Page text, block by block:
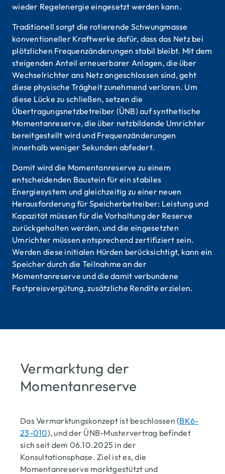
wieder Regelenergie eingesetzt werden kann.
Traditionell sorgt die rotierende Schwungmasse
konventioneller Kraftwerke dafür, dass das Netz bei
plötzlichen Frequenzänderungen stabil bleibt. Mit dem
steigenden Anteil erneuerbarer Anlagen, die über
Wechselrichter ans Netz angeschlossen sind, geht
diese physische Trägheit zunehmend verloren. Um
diese Lücke zu schließen, setzen die
Übertragungsnetzbetreiber (ÜNB) auf synthetische
Momentanreserve, die über netzbildende Umrichter
bereitgestellt wird und Frequenzänderungen
innerhalb weniger Sekunden abfedert.
Damit wird die Momentanreserve zu einem
entscheidenden Baustein für ein stabiles
Energiesystem und gleichzeitig zu einer neuen
Herausforderung für Speicherbetreiber: Leistung und
Kapazität müssen für die Vorhaltung der Reserve
zurückgehalten werden, und die eingesetzten
Umrichter müssen entsprechend zertifiziert sein.
Werden diese initialen Hürden berücksichtigt, kann ein
Speicher durch die Teilnahme an der
Momentanreserve und die damit verbundene
Festpreisvergütung, zusätzliche Rendite erzielen.
Vermarktung der
Momentanreserve
Das Vermarktungskonzept ist beschlossen (BK6-
23-010), und der ÜNB-Mustervertrag befindet
sich seit dem 06.10.2025 in der
Konsultationsphase. Ziel ist es, die
Momentanreserve marktgestützt und